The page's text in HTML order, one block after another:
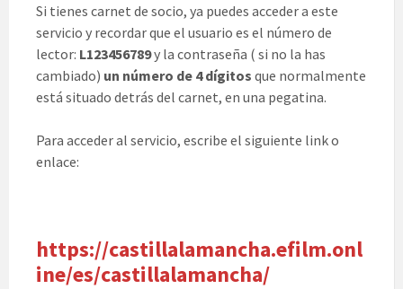
Si tienes carnet de socio, ya puedes acceder a este
servicio y recordar que el usuario es el número de
lector: L123456789y la contraseña ( si no la has
cambiado) un número de 4 dígitos que normalmente
está situado detrás del carnet, en una pegatina.
Para acceder al servicio, escribe el siguiente link o
enlace:
https://castillalamancha.efilm.onl
ine/es/castillalamancha/